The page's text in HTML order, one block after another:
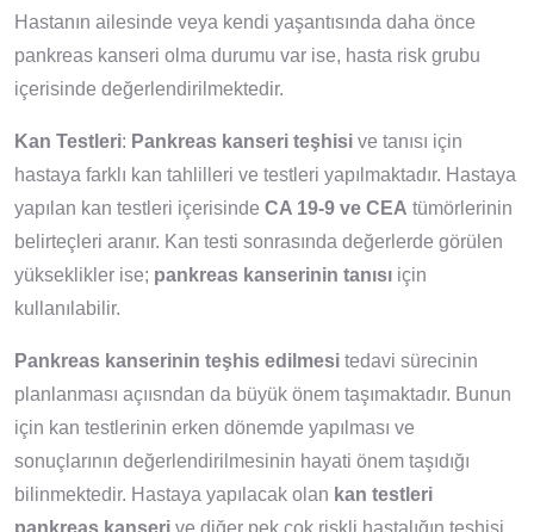
Hastanın ailesinde veya kendi yaşantısında daha önce
pankreas kanseri olma durumu var ise, hasta risk grubu
içerisinde değerlendirilmektedir.
Kan Testleri: Pankreas kanseri teşhisi ve tanısı için
hastaya farklı kan tahlilleri ve testleri yapılmaktadır. Hastaya
yapılan kan testleri içerisinde CA 19-9 ve CEA tümörlerinin
belirteçleri aranır. Kan testi sonrasında değerlerde görülen
yükseklikler ise; pankreas kanserinin tanısı için
kullanılabilir.
Pankreas kanserinin teşhis edilmesi tedavi sürecinin
planlanması açıısndan da büyük önem taşımaktadır. Bunun
için kan testlerinin erken dönemde yapılması ve
sonuçlarının değerlendirilmesinin hayati önem taşıdığı
bilinmektedir. Hastaya yapılacak olan kan testleri
pankreas kanseri ve diğer pek çok riskli hastalığın teşhisi